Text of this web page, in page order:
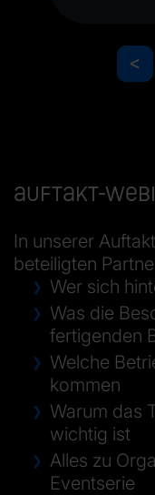
<
Auftakt-
In unserer
beteiligten
Wer sich
Was die
fertigenden
Welche
kommen
Warum das
wichtig ist
Alles zu
Eventserie